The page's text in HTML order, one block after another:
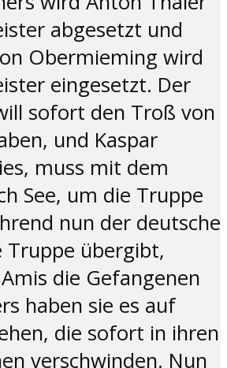
abgesetzt und
Obermieming wird
eingesetzt. Der
sofort den Troß von
und Kaspar
muss mit dem
See, um die Truppe
nun der deutsche
Truppe übergibt,
die Gefangenen
haben sie es auf
die sofort in ihren
verschwinden. Nun